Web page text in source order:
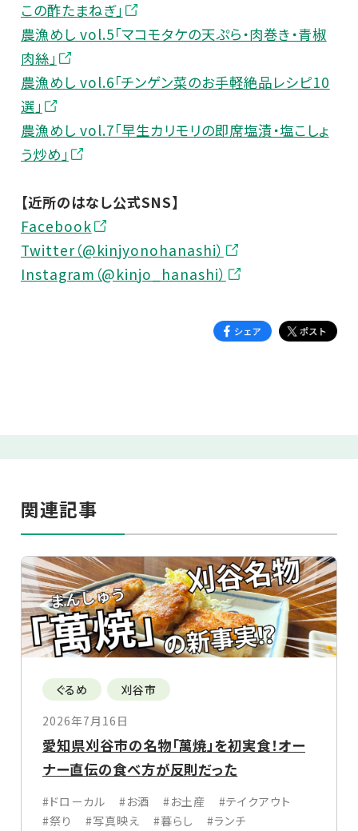
この酢たまねぎ」
農漁めし vol.5「マコモタケの天ぷら・肉巻き・青椒
肉絲」
農漁めし vol.6「チンゲン菜のお手軽絶品レシピ10
選」
農漁めし vol.7「早生カリモリの即席塩漬・塩こしょ
う炒め」
【近所のはなし公式SNS】
Facebook
Twitter（@kinjyonohanashi）
Instagram（@kinjo_hanashi）
関連記事
ぐるめ
刈谷市
2026年7月16日
愛知県刈谷市の名物「萬焼」を初実食！オー
ナー直伝の食べ方が反則だった
#ドローカル #お酒 #お土産
#テイクアウト
#祭り
#写真映え #暮らし
#ランチ